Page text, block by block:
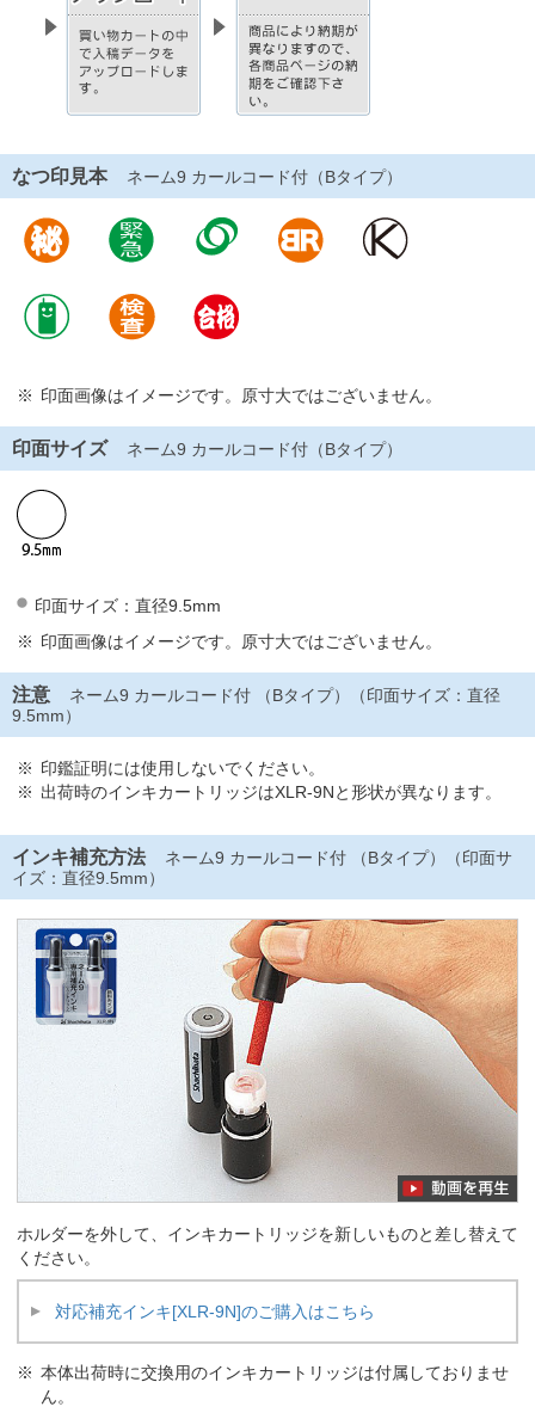
なつ印見本 ネーム9 カールコード付（Bタイプ）
印面画像はイメージです。原寸大ではございません。
印面サイズ ネーム9 カールコード付（Bタイプ）
印面サイズ：直径9.5mm
印面画像はイメージです。原寸大ではございません。
注意
ネーム9 カールコード付 （Bタイプ）（印面サイズ：直径
9.5mm）
印鑑証明には使用しないでください。
出荷時のインキカートリッジはXLR-9Nと形状が異なります。
インキ補充方法
ネーム9 カールコード付 （Bタイプ）（印面サ
イズ：直径9.5mm）
ホルダーを外して、インキカートリッジを新しいものと差し替えて
ください。
対応補充インキ[XLR-9N]のご購入はこちら
本体出荷時に交換用のインキカートリッジは付属しておりませ
ん。